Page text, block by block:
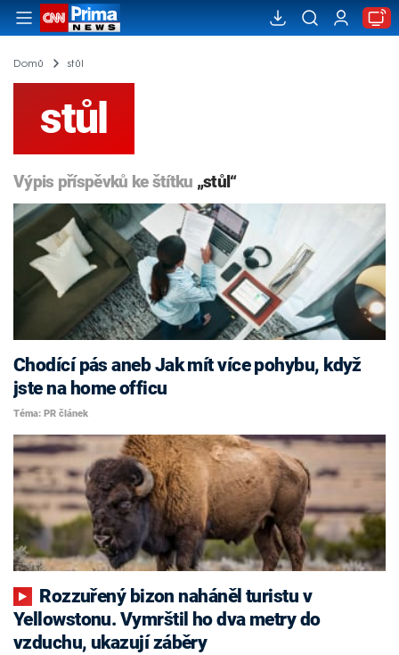
Domů stůl
stůl
Výpis příspěvků ke štítku „stůl“
Chodící pás aneb Jak mít více pohybu, když
jste na home officu
Téma: PR článek
Yellowstonu. Vymrštil ho dva metry do
vzduchu, ukazují záběry